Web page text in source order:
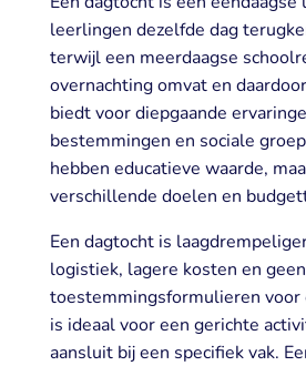
leerlingen dezelfde dag
terwijl een meerdaagse
overnachting omvat en
biedt voor diepgaande
bestemmingen en sociale
hebben educatieve waarde,
verschillende doelen en
Een dagtocht is
logistiek, lagere kosten en geen
toestemmingsformulieren voor
is ideaal voor een gerichte
aansluit bij een specifiek vak.